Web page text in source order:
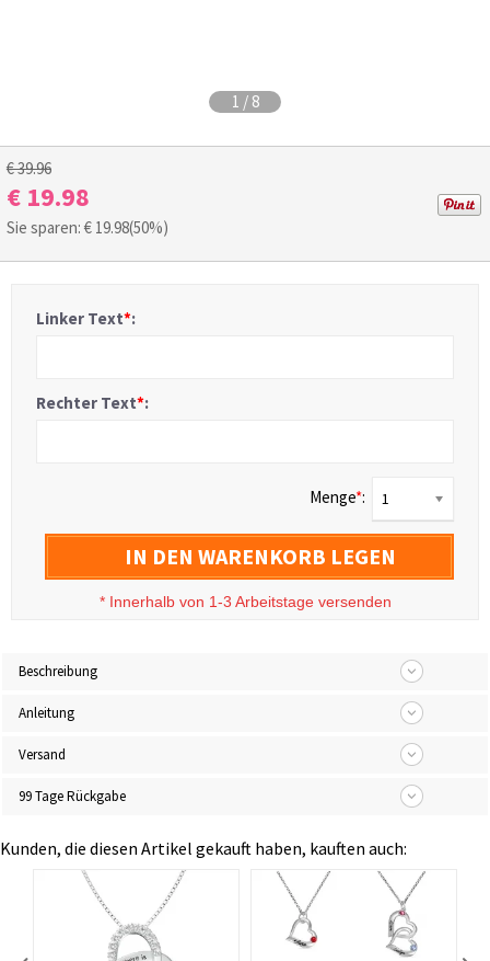
1 / 8
€ 39.96
€ 19.98
Sie sparen: € 19.98(50%)
Linker Text*:
Rechter Text*:
Menge*: 1
IN DEN WARENKORB LEGEN
* Innerhalb von 1-3 Arbeitstage versenden
Beschreibung
Anleitung
Versand
99 Tage Rückgabe
Kunden, die diesen Artikel gekauft haben, kauften auch: